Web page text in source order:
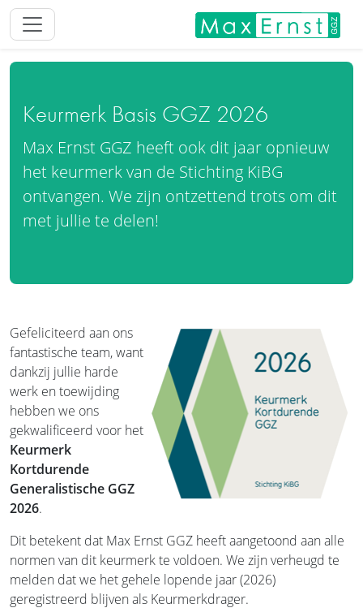
Keurmerk Basis GGZ 2026
Max Ernst GGZ heeft ook dit jaar opnieuw
het keurmerk van de Stichting KiBG
ontvangen. We zijn ontzettend trots om dit
met jullie te delen!
Gefeliciteerd aan ons
fantastische team, want
dankzij jullie harde
werk en toewijding
hebben we ons
gekwalificeerd voor het
Keurmerk
Kortdurende
Generalistische GGZ
2026.
Dit betekent dat Max Ernst GGZ heeft aangetoond aan alle
normen van dit keurmerk te voldoen. We zijn verheugd te
melden dat we het gehele lopende jaar (2026)
geregistreerd blijven als Keurmerkdrager.